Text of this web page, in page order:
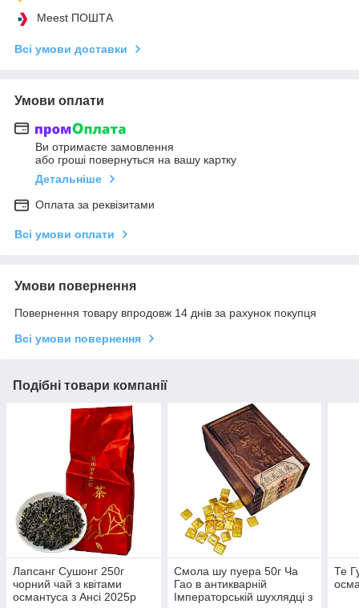
Meest ПОШТА
Всі умови доставки
Умови оплати
Ви отримаєте замовлення
або гроші повернуться на вашу картку
Детальніше
Оплата за реквізитами
Всі умови оплати
Умови повернення
Повернення товару впродовж 14 днів за рахунок покупця
Всі умови повернення
Подібні товари компанії
Лапсанг Сушонг 250г
чорний чай з квітами
османтуса з Ансі 2025р
Смола шу пуера 50г Ча
Гао в антикварній
Імператорській шухлядці з
Те